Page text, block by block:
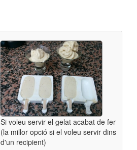
Si voleu servir el gelat acabat de fer
(la millor opció si el voleu servir dins
d'un recipient)